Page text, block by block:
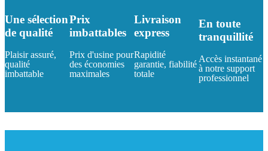
Une sélection
de qualité
Plaisir assuré,
qualité
imbattable
Prix
imbattables
Prix d'usine pour
des économies
maximales
Livraison
express
Rapidité
garantie, fiabilité
totale
En toute
tranquillité
Accès instantané
à notre support
professionnel